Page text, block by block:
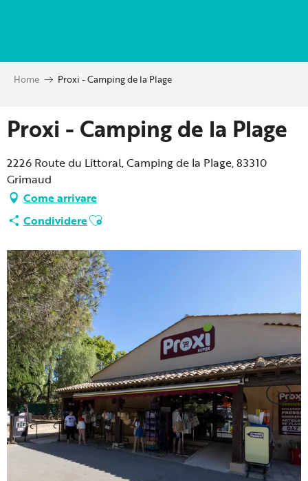
principal
Home Proxi - Camping de la Plage
Proxi - Camping de la Plage
2226 Route du Littoral, Camping de la Plage, 83310
Grimaud
Come arrivare
CondividereAjouter aux favoris